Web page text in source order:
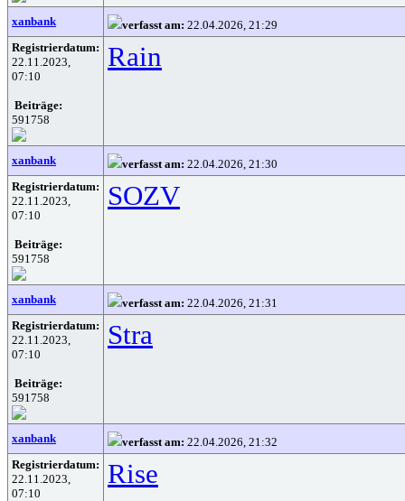
xanbank verfasst am: 22.04.2026, 21:29
Registrierdatum:
22.11.2023,
07:10
Beiträge:
591758
Rain
xanbank verfasst am: 22.04.2026, 21:30
Registrierdatum:
22.11.2023,
07:10
Beiträge:
591758
SOZV
xanbank verfasst am: 22.04.2026, 21:31
Registrierdatum:
22.11.2023,
07:10
Beiträge:
591758
Stra
xanbank verfasst am: 22.04.2026, 21:32
Registrierdatum:
22.11.2023,
07:10
Rise